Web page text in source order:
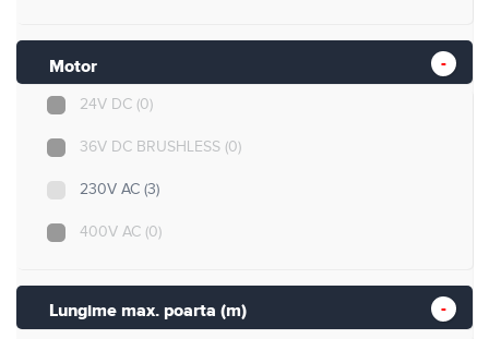
Motor
24V DC (0)
36V DC BRUSHLESS (0)
230V AC (3)
400V AC (0)
Lungime max. poarta (m)